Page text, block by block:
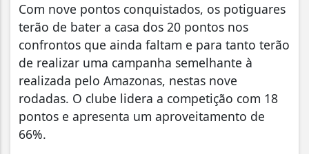
Com nove pontos conquistados, os potiguares
terão de bater a casa dos 20 pontos nos
confrontos que ainda faltam e para tanto terão
de realizar uma campanha semelhante à
realizada pelo Amazonas, nestas nove
rodadas. O clube lidera a competição com 18
pontos e apresenta um aproveitamento de
66%.